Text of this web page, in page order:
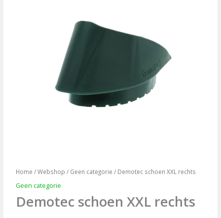
Home /Webshop / Geen categorie / Demotec schoen XXL rechts
Geen categorie
Demotec schoen XXL rechts